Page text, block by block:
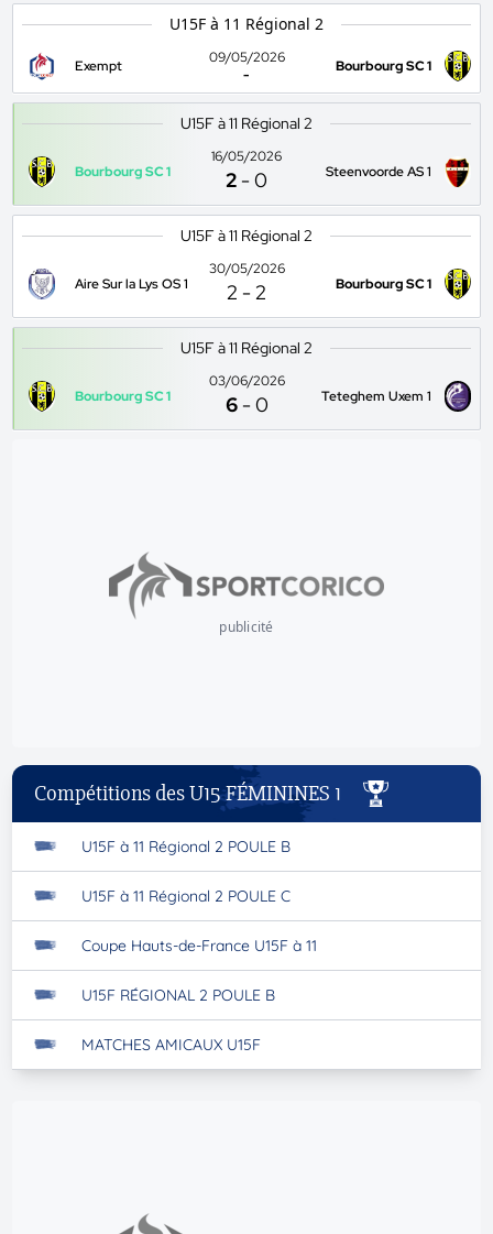
U15F à 11 Régional 2
Exempt
09/05/2026
-
Bourbourg SC 1
U15F à 11 Régional 2
Bourbourg SC 1
16/05/2026
2 -0 Steenvoorde AS 1
U15F à 11 Régional 2
Aire Sur la Lys OS 1
30/05/2026
2 -2 Bourbourg SC 1
U15F à 11 Régional 2
Bourbourg SC 1
03/06/2026
6 -0 Teteghem Uxem 1
publicité
Compétitions des U15 FÉMININES 1
U15F à 11 Régional 2 POULE B
U15F à 11 Régional 2 POULE C
Coupe Hauts-de-France U15F à 11
U15F RÉGIONAL 2 POULE B
MATCHES AMICAUX U15F